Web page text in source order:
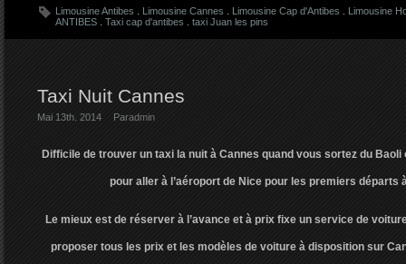
Limousine Antibes
Limousine Cannes Limousine Cap d'Antibes
Limousine
ANTIBES
Taxi cap d'antibes taxi Juan les pins
Taxi Nuit Cannes
Mai 13th. 2014 Paradmin
Difficile de trouver un taxi la nuit à Cannes quand vous sortez du Baoli
pour aller à l’aéroport de Nice pour les premiers départs
Le mieux est de réserver à l’avance et à prix fixe un service de
proposer tous les prix et les modèles de voiture à disposition sur